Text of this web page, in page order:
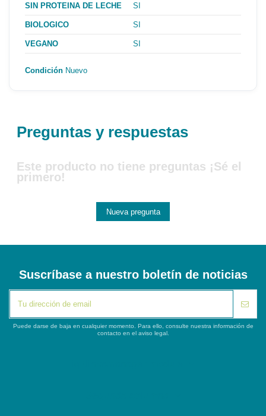
SIN PROTEINA DE LECHE SI
BIOLOGICO SI
VEGANO SI
Condición Nuevo
Preguntas y respuestas
Este producto no tiene preguntas ¡Sé el
primero!
Nueva pregunta
Suscríbase a nuestro boletín de noticias
Puede darse de baja en cualquier momento. Para ello, consulte nuestra información de
contacto en el aviso legal.